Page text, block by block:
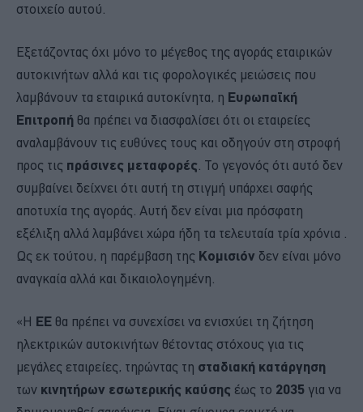
στοιχείο αυτού.
Εξετάζοντας όχι μόνο το μέγεθος της αγοράς εταιρικών
αυτοκινήτων αλλά και τις φορολογικές μειώσεις που
λαμβάνουν τα εταιρικά αυτοκίνητα, η Ευρωπαϊκή
Επιτροπή θα πρέπει να διασφαλίσει ότι οι εταιρείες
αναλαμβάνουν τις ευθύνες τους και οδηγούν στη στροφή
προς τις πράσινες μεταφορές . Το γεγονός ότι αυτό δεν
συμβαίνει δείχνει ότι αυτή τη στιγμή υπάρχει σαφής
αποτυχία της αγοράς. Αυτή δεν είναι μια πρόσφατη
εξέλιξη αλλά λαμβάνει χώρα ήδη τα τελευταία τρία χρόνια .
Ως εκ τούτου, η παρέμβαση της Κομισιόν δεν είναι μόνο
αναγκαία αλλά και δικαιολογημένη.
«Η ΕΕ θα πρέπει να συνεχίσει να ενισχύει τη ζήτηση
ηλεκτρικών αυτοκινήτων θέτοντας στόχους για τις
μεγάλες εταιρείες, τηρώντας τη σταδιακή κατάργηση
των κινητήρων εσωτερικής καύσης έως το 2035 για να